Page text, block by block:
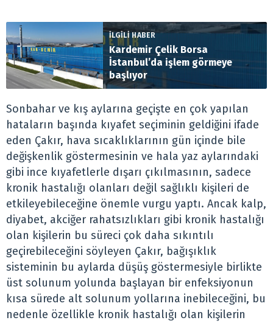
İLGİLİ HABER
Kardemir Çelik Borsa
İstanbul’da işlem görmeye
başlıyor
Sonbahar ve kış aylarına geçişte en çok yapılan
hataların başında kıyafet seçiminin geldiğini ifade
eden Çakır, hava sıcaklıklarının gün içinde bile
değişkenlik göstermesinin ve hala yaz aylarındaki
gibi ince kıyafetlerle dışarı çıkılmasının, sadece
kronik hastalığı olanları değil sağlıklı kişileri de
etkileyebileceğine önemle vurgu yaptı. Ancak kalp,
diyabet, akciğer rahatsızlıkları gibi kronik hastalığı
olan kişilerin bu süreci çok daha sıkıntılı
geçirebileceğini söyleyen Çakır, bağışıklık
sisteminin bu aylarda düşüş göstermesiyle birlikte
üst solunum yolunda başlayan bir enfeksiyonun
kısa sürede alt solunum yollarına inebileceğini, bu
nedenle özellikle kronik hastalığı olan kişilerin